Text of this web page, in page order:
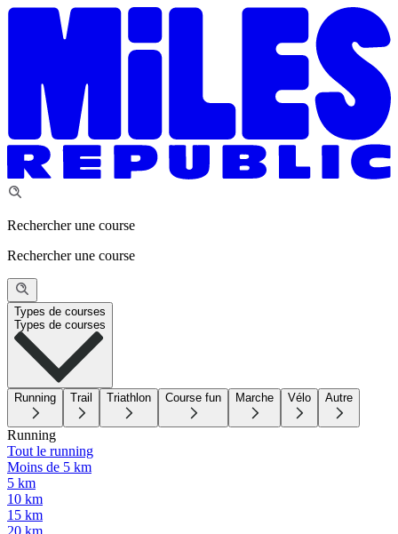
Rechercher une course
Rechercher une course
Types de courses
Types de courses
Running Trail Triathlon Course fun Marche Vélo Autre
Running
Tout le running
Moins de 5 km
5 km
10 km
15 km
20 km